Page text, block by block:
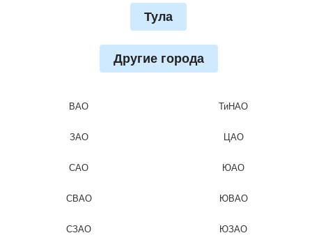
Тула
Другие города
ВАО
ЗАО
САО
СВАО
СЗАО
ТиНАО
ЦАО
ЮАО
ЮВАО
ЮЗАО